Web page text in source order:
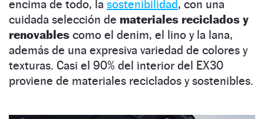
encima de todo, la sostenibilidad, con una
cuidada selección de materiales reciclados y
renovables como el denim, el lino y la lana,
además de una expresiva variedad de colores y
texturas. Casi el 90% del interior del EX30
proviene de materiales reciclados y sostenibles.